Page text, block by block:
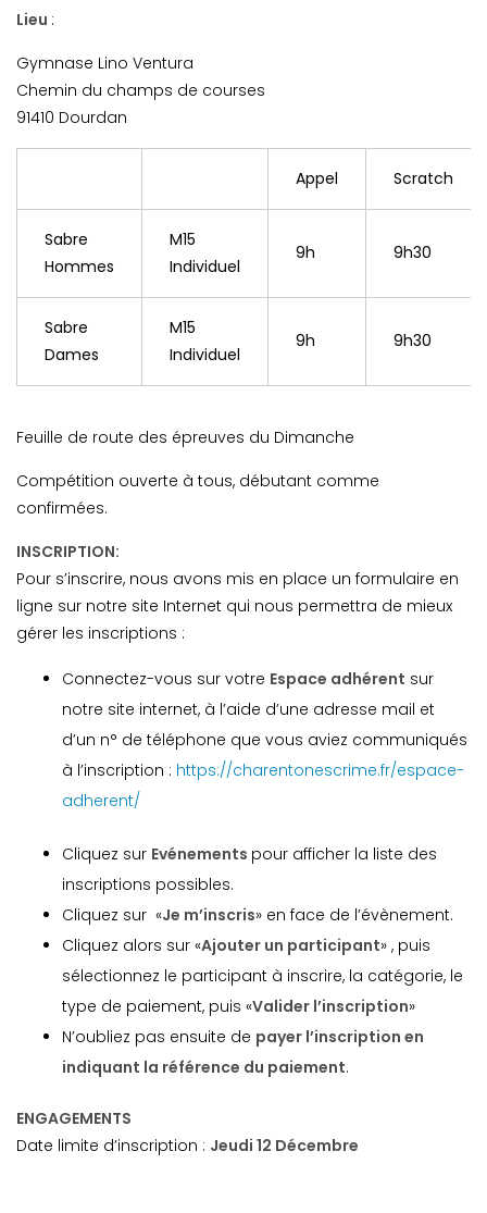
Lieu :
Gymnase Lino Ventura
Chemin du champs de courses
91410 Dourdan
Appel Scratch
Sabre
Hommes
M15
Individuel
9h 9h30
Sabre
Dames
M15
Individuel
9h 9h30
Feuille de route des épreuves du Dimanche
Compétition ouverte à tous, débutant comme
confirmées.
INSCRIPTION:
Pour s’inscrire, nous avons mis en place un formulaire en
ligne sur notre site Internet qui nous permettra de mieux
gérer les inscriptions :
Connectez-vous sur votre Espace adhérent sur
notre site internet, à l’aide d’une adresse mail et
d’un n° de téléphone que vous aviez communiqués
à l’inscription : https://charentonescrime.fr/espace-
adherent/
Cliquez sur Evénements pour afficher la liste des
inscriptions possibles.
Cliquez sur «Je m’inscris» en face de l’évènement.
Cliquez alors sur «Ajouter un participant» , puis
sélectionnez le participant à inscrire, la catégorie, le
type de paiement, puis «Valider l’inscription»
N’oubliez pas ensuite de payer l’inscription en
indiquant la référence du paiement.
ENGAGEMENTS
Date limite d’inscription : Jeudi 12 Décembre